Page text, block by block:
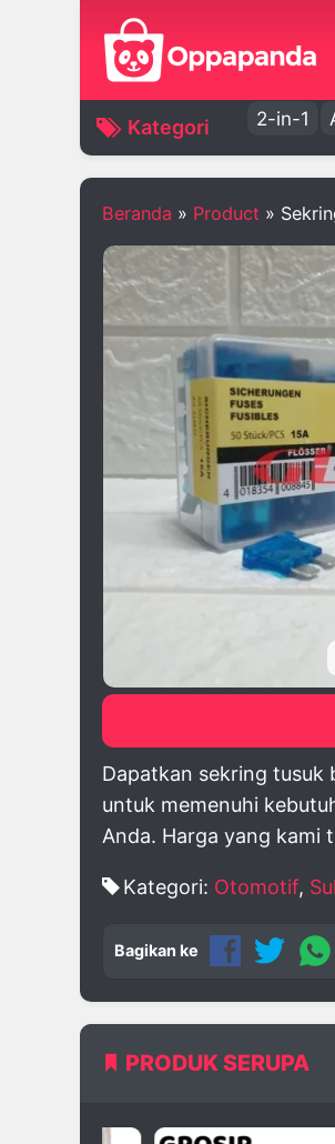
Kategori 2-in-1
Beranda » Product »
Dapatkan sekring tusuk
untuk memenuhi
Anda. Harga yang kami
Kategori: Otomotif,
Bagikan ke
PRODUK SERUPA